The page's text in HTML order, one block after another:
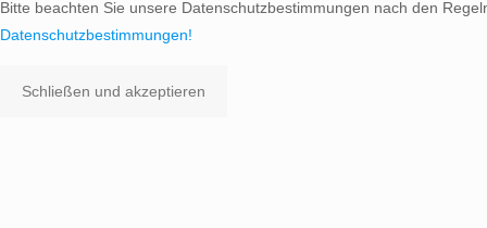
Bitte beachten Sie unsere Datenschutzbestimmungen nach den
Datenschutzbestimmungen!
Schließen und akzeptieren